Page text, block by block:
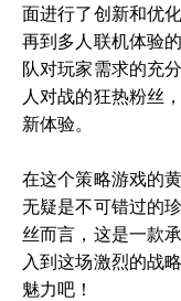
面进行了创新和优
再到多人联机体验
队对玩家需求的充
人对战的狂热粉丝
新体验。
在这个策略游戏的
无疑是不可错过的
丝而言，这是一款
入到这场激烈的战
魅力吧！